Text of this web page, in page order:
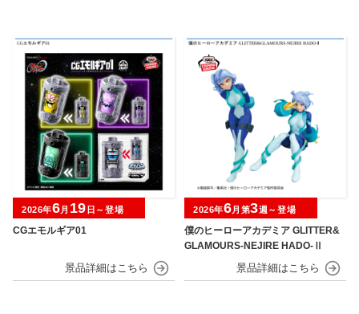
CGエモルギア01
2026年6月 19 日～登場
僕のヒーローアカデミア GLITTER&
GLAMOURS-NEJIRE HADO-Ⅱ
2026年6月第3週～登場